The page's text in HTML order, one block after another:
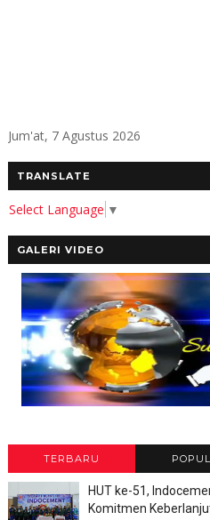
Jum'at, 7 Agustus 2026
TRANSLATE
Select Language ▼
GALERI VIDEO
TERBARU
HUT ke-51,
Komitmen